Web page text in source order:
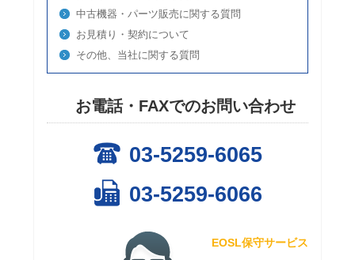
中古機器・パーツ販売に関する質問
お見積り・契約について
その他、当社に関する質問
お電話・FAXでのお問い合わせ
03-5259-6065
03-5259-6066
EOSL保守サービス